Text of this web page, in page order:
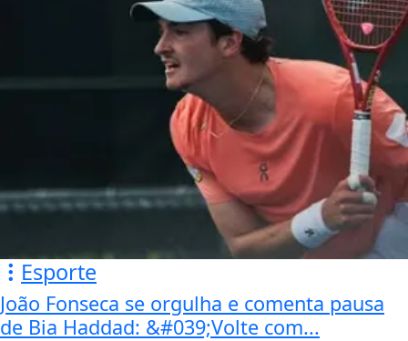
Esporte
João Fonseca se orgulha e comenta pausa
de Bia Haddad: &#039;Volte com...